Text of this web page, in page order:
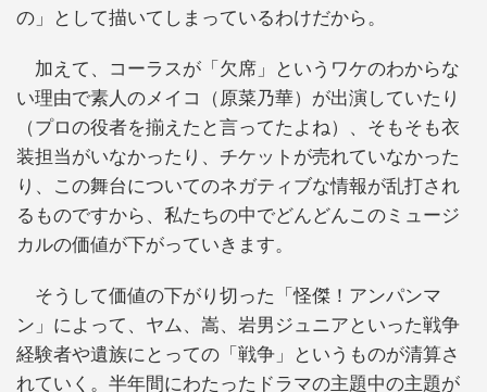
の」として描いてしまっているわけだから。
加えて、コーラスが「欠席」というワケのわからな
い理由で素人のメイコ（原菜乃華）が出演していたり
（プロの役者を揃えたと言ってたよね）、そもそも衣
装担当がいなかったり、チケットが売れていなかった
り、この舞台についてのネガティブな情報が乱打され
るものですから、私たちの中でどんどんこのミュージ
カルの価値が下がっていきます。
そうして価値の下がり切った「怪傑！アンパンマ
ン」によって、ヤム、嵩、岩男ジュニアといった戦争
経験者や遺族にとっての「戦争」というものが清算さ
れていく。半年間にわたったドラマの主題中の主題が